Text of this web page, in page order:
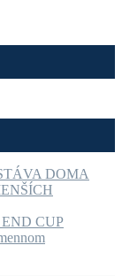
DOMA
CUP